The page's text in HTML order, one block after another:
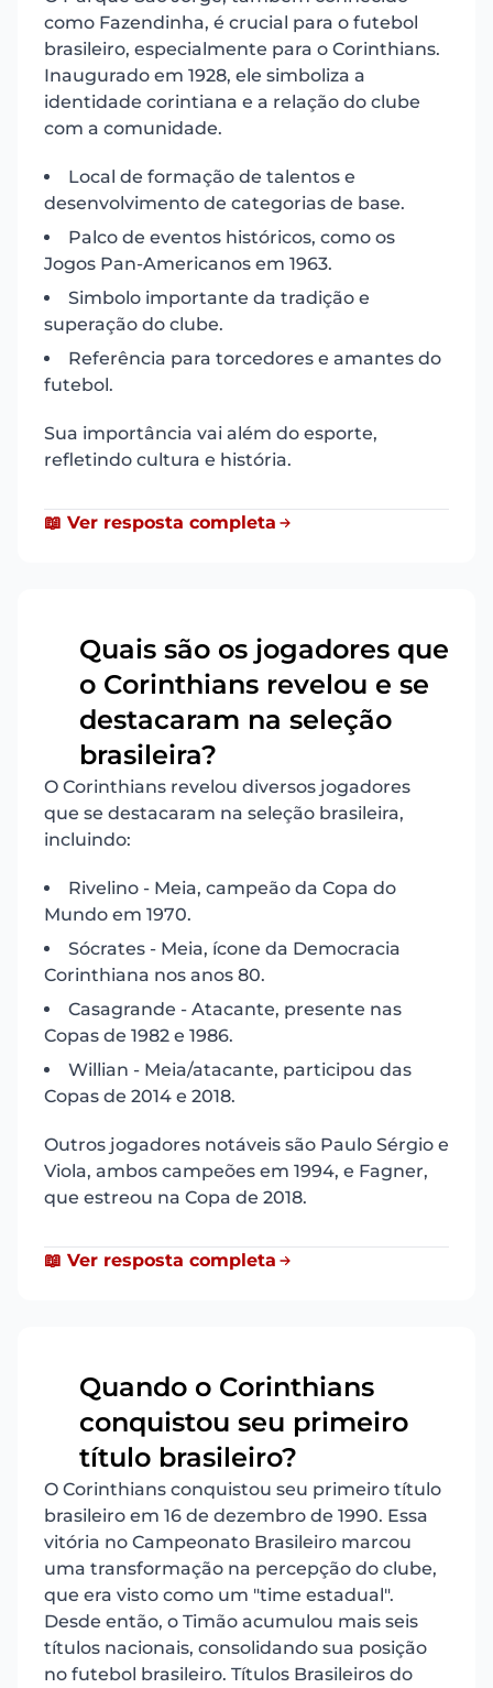
como Fazendinha, é crucial para o futebol
brasileiro, especialmente para o Corinthians.
Inaugurado em 1928, ele simboliza a
identidade corintiana e a relação do clube
com a comunidade.
Local de formação de talentos e
desenvolvimento de categorias de base.
Palco de eventos históricos, como os
Jogos Pan-Americanos em 1963.
Simbolo importante da tradição e
superação do clube.
Referência para torcedores e amantes do
futebol.
Sua importância vai além do esporte,
refletindo cultura e história.
📖 Ver resposta completa
Quais são os jogadores que
o Corinthians revelou e se
destacaram na seleção
brasileira?
O Corinthians revelou diversos jogadores
que se destacaram na seleção brasileira,
incluindo:
Rivelino - Meia, campeão da Copa do
Mundo em 1970.
Sócrates - Meia, ícone da Democracia
Corinthiana nos anos 80.
Casagrande - Atacante, presente nas
Copas de 1982 e 1986.
Willian - Meia/atacante, participou das
Copas de 2014 e 2018.
Outros jogadores notáveis são Paulo Sérgio e
Viola, ambos campeões em 1994, e Fagner,
que estreou na Copa de 2018.
📖 Ver resposta completa
Quando o Corinthians
conquistou seu primeiro
título brasileiro?
O Corinthians conquistou seu primeiro título
brasileiro em 16 de dezembro de 1990. Essa
vitória no Campeonato Brasileiro marcou
uma transformação na percepção do clube,
que era visto como um "time estadual".
Desde então, o Timão acumulou mais seis
títulos nacionais, consolidando sua posição
no futebol brasileiro. Títulos Brasileiros do